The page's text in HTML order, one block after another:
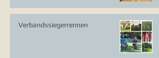
Verbandssiegerrennen